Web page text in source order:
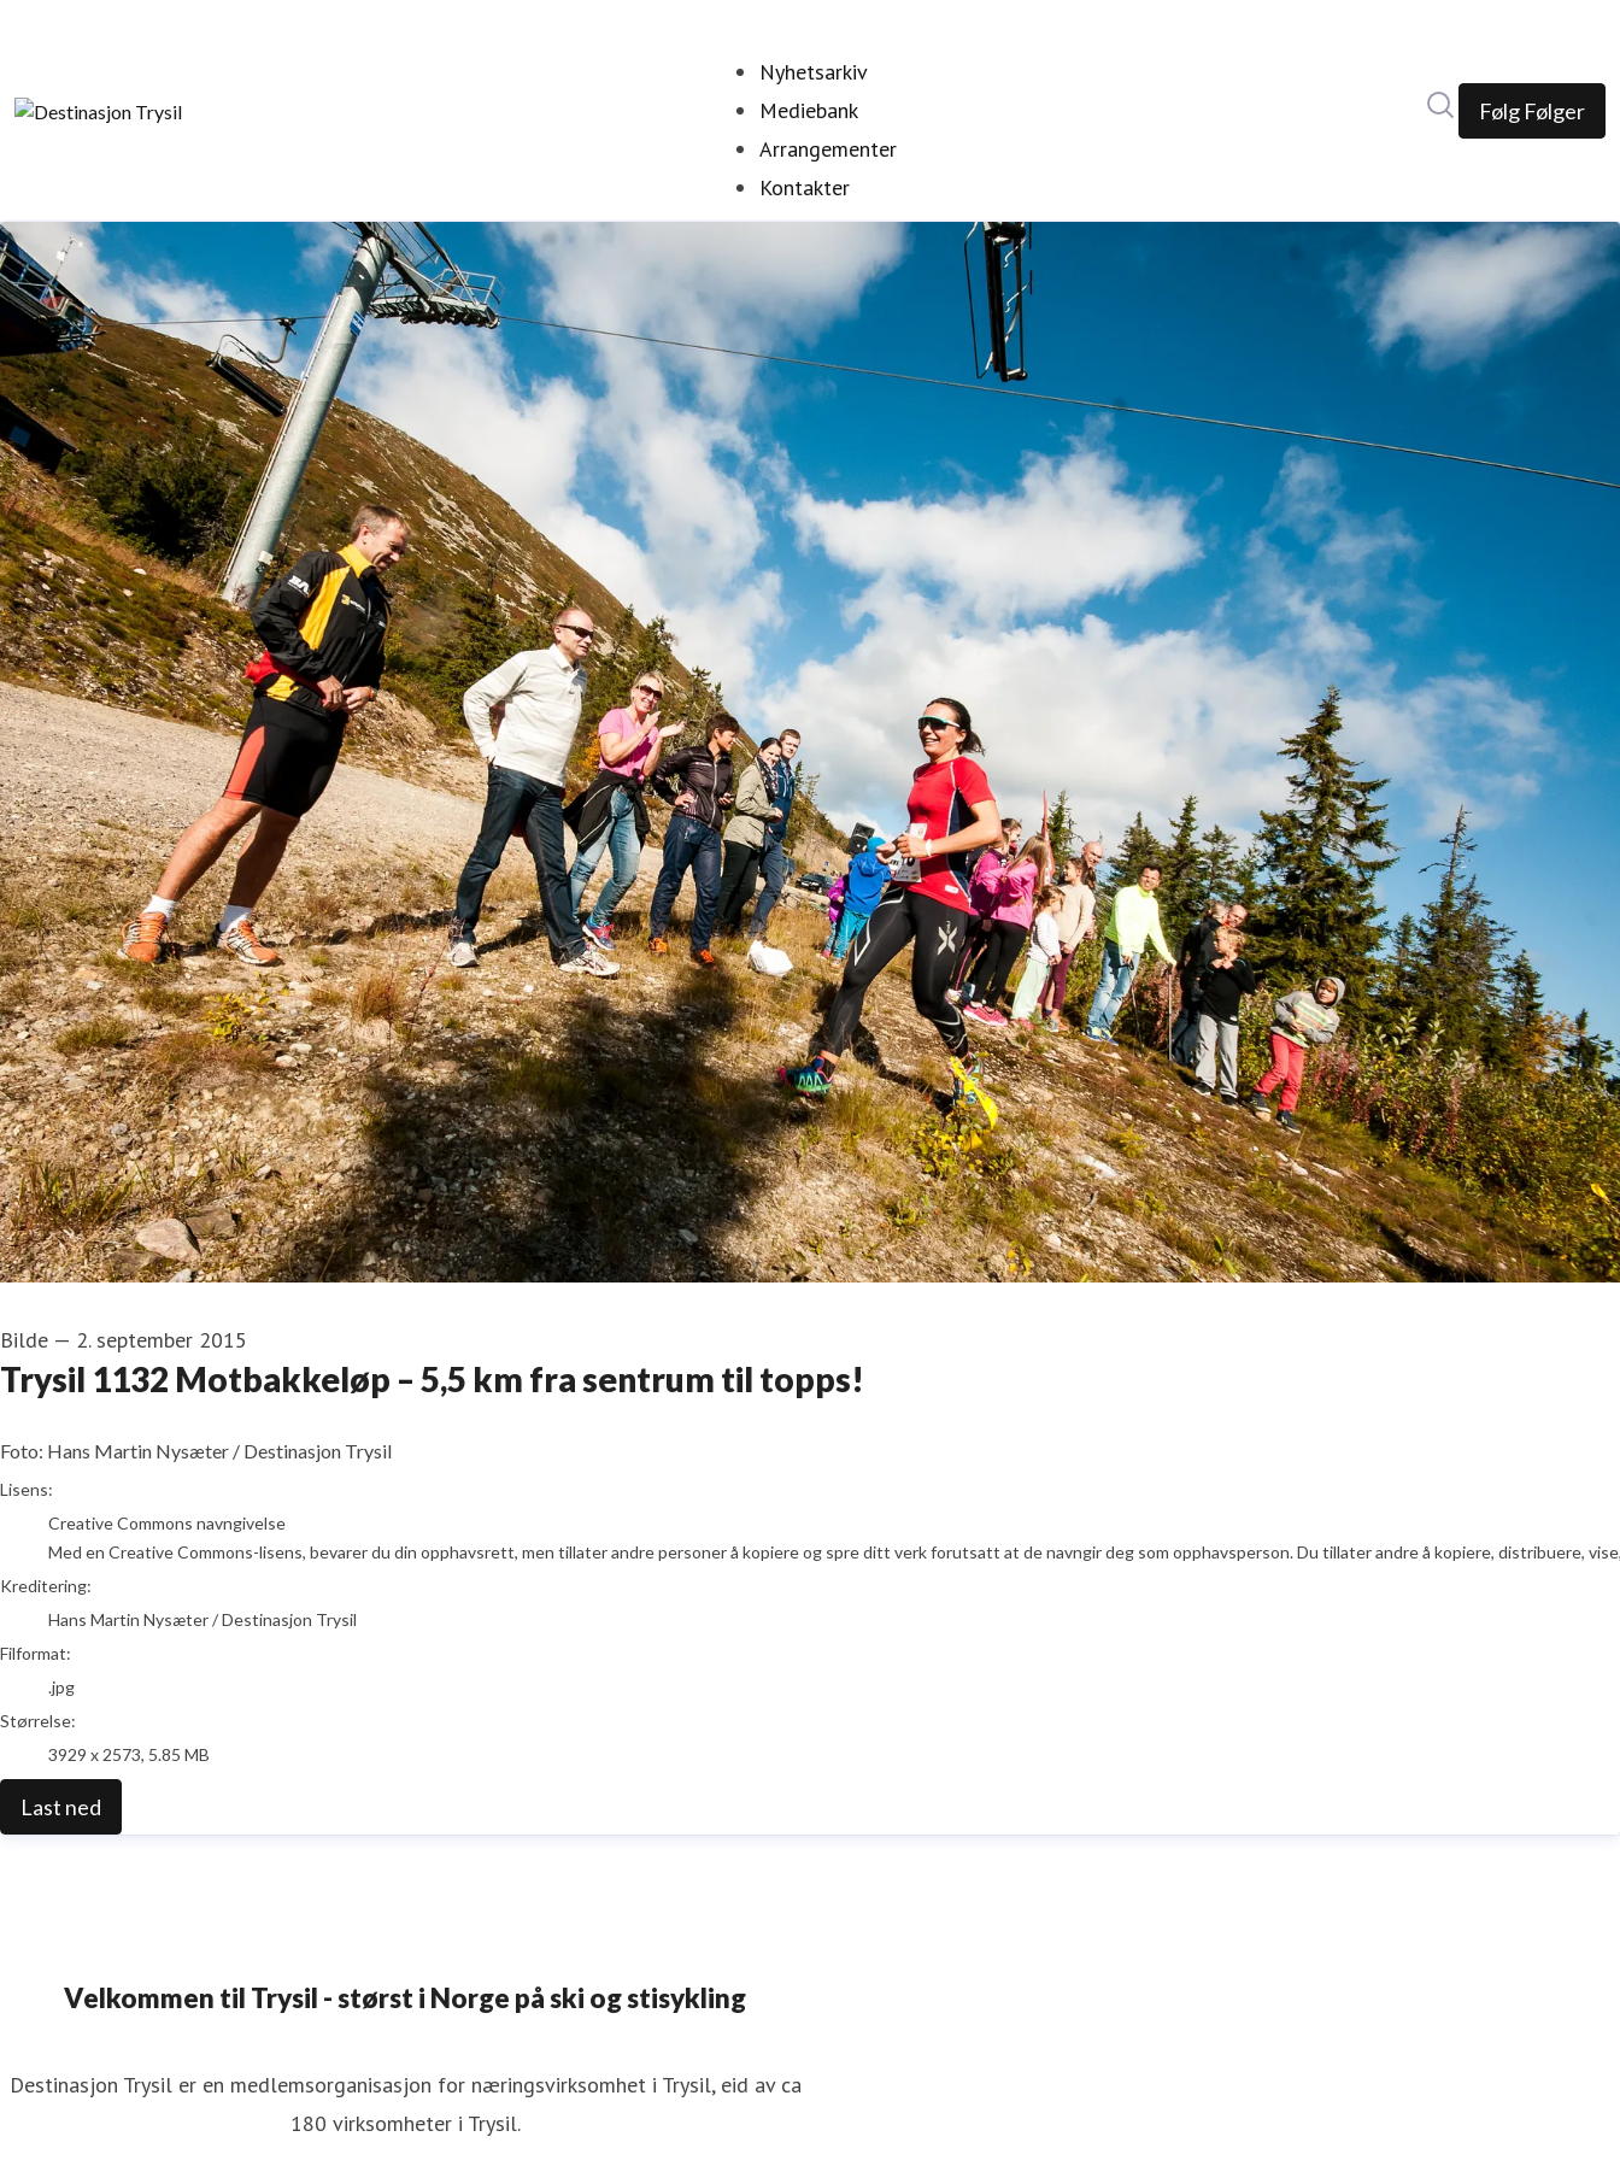
Nyhetsarkiv
Mediebank
Arrangementer
Kontakter
Følg Følger
Bilde — 2. september 2015
Trysil 1132 Motbakkeløp – 5,5 km fra sentrum til topps!
Foto: Hans Martin Nysæter / Destinasjon Trysil
Hans Martin Nysæter / Destinasjon Trysil
Lisens:
Creative Commons navngivelse
Med en Creative Commons-lisens, bevarer du din opphavsrett, men tillater andre personer å kopiere og spre ditt verk forutsatt at de navngir deg som opphavsperson. Du tillater andre å kopiere, distribuere,
Kreditering:
Hans Martin Nysæter / Destinasjon Trysil
Filformat:
.jpg
Størrelse:
3929 x 2573, 5.85 MB
Last ned
Velkommen til Trysil - størst i Norge på ski og stisykling
Destinasjon Trysil er en medlemsorganisasjon for næringsvirksomhet i Trysil, eid av ca
180 virksomheter i Trysil.